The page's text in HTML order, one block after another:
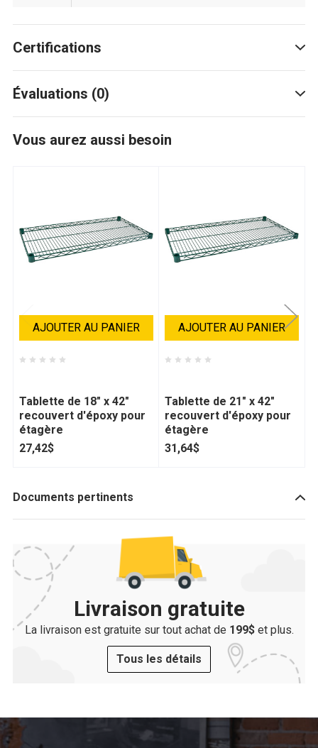
Certifications
Évaluations (0)
Vous aurez aussi besoin
AJOUTER AU PANIER
Tablette de 18" x 42"
recouvert d'époxy pour
étagère
27,42$
AJOUTER AU PANIER
Tablette de 21" x 42"
recouvert d'époxy pour
étagère
31,64$
Documents pertinents
Livraison gratuite
La livraison est gratuite sur tout achat de 199$et plus.
Tous les détails